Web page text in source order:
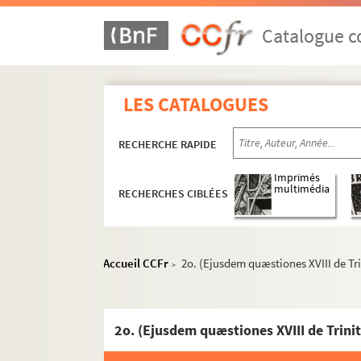
Catalogue
LES CATALOGUES
RECHERCHE RAPIDE
RECHERCHES CIBLÉES
Imprimés
multimédia
Accueil CCFr > 2o. (Ejusdem quæstiones XVIII de
2o. (Ejusdem quæstiones XVIII de
1500. Petrus de Tarentasia super primum
1501. Incerti Questiones super tercium
1503. (Fratris Nicolai de Gorhan, ordinis
1504. Guiberti (de Tornaco, ordinis
1505. (Recueil.) Anonymi tractatus, 1
o
1507. (Recueil)
1508. (Recueil)
1512. Evurardi (Everhardi), de Valle
1513. Johannis Gerson, cancellarii